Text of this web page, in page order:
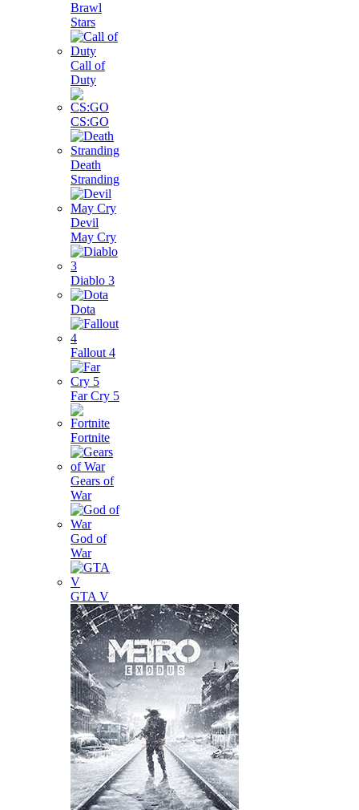
Brawl
Stars
Call of
Duty
CS:GO
Death
Stranding
Devil
May Cry
Diablo 3
Dota
Fallout 4
Far Cry 5
Fortnite
Gears of
War
God of
War
GTA V